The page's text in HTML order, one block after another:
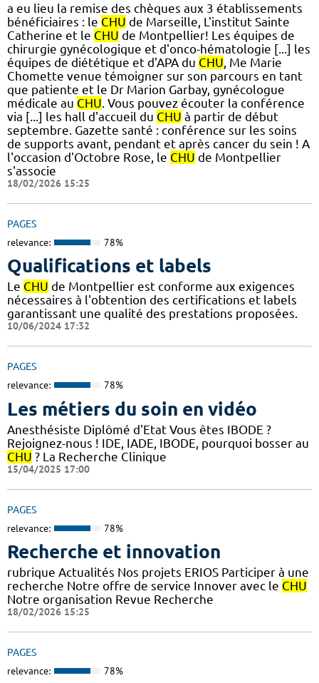
a eu lieu la remise des chèques aux 3 établissements
bénéficiaires : le CHU de Marseille, L'institut Sainte
Catherine et le CHU de Montpellier! Les équipes de
chirurgie gynécologique et d'onco-hématologie [...] les
équipes de diététique et d'APA du CHU , Me Marie
Chomette venue témoigner sur son parcours en tant
que patiente et le Dr Marion Garbay, gynécologue
médicale au CHU . Vous pouvez écouter la conférence
via [...] les hall d'accueil du CHU à partir de début
septembre. Gazette santé : conférence sur les soins
de supports avant, pendant et après cancer du sein ! A
l'occasion d'Octobre Rose, le CHU de Montpellier
s'associe
18/02/2026 15:25
PAGES
relevance: 78%
Qualifications et labels
Le CHU de Montpellier est conforme aux exigences
nécessaires à l'obtention des certifications et labels
garantissant une qualité des prestations proposées.
10/06/2024 17:32
PAGES
relevance: 78%
Les métiers du soin en vidéo
Anesthésiste Diplômé d'Etat Vous êtes IBODE ?
Rejoignez-nous ! IDE, IADE, IBODE, pourquoi bosser au
CHU ? La Recherche Clinique
15/04/2025 17:00
PAGES
relevance: 78%
Recherche et innovation
rubrique Actualités Nos projets ERIOS Participer à une
recherche Notre offre de service Innover avec le CHU
Notre organisation Revue Recherche
18/02/2026 15:25
PAGES
relevance: 78%